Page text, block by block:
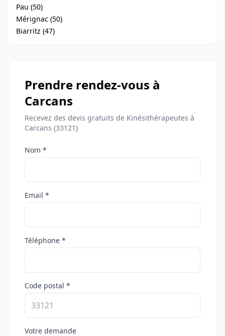
Pau (50)
Mérignac (50)
Biarritz (47)
Prendre rendez-vous à
Carcans
Recevez des devis gratuits de Kinésithérapeutes à
Carcans (33121)
Nom *
Email *
Téléphone *
Code postal *
Votre demande